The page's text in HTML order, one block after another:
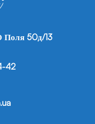
Поля 50д/13
42